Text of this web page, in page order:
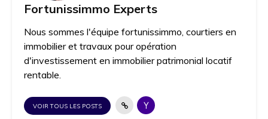
Fortunissimmo Experts
Nous sommes l'équipe fortunissimmo, courtiers en
immobilier et travaux pour opération
d'investissement en immobilier patrimonial locatif
rentable.
VOIR TOUS LES POSTS